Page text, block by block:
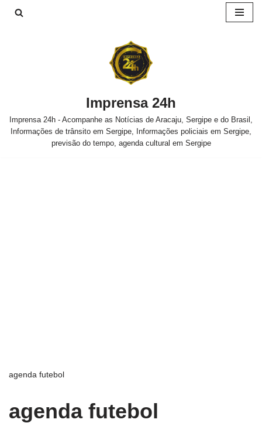
Imprensa 24h
Imprensa 24h - Acompanhe as Notícias de Aracaju, Sergipe e do Brasil,
Informações de trânsito em Sergipe, Informações policiais em Sergipe,
previsão do tempo, agenda cultural em Sergipe
agenda futebol
agenda futebol